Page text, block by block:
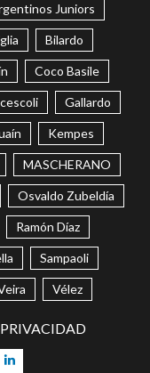
Juniors
Bilardo
Coco Basile
Gallardo
Kempes
MASCHERANO
Osvaldo Zubeldía
Ramón Díaz
Sampaoli
Vélez
LinkedIn